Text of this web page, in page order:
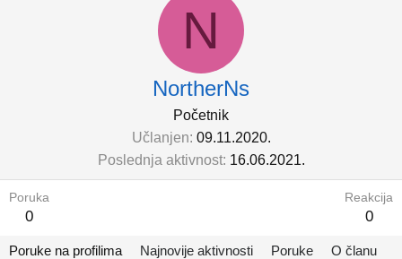
N
NortherNs
Početnik
Učlanjen 09.11.2020.
Poslednja aktivnost 16.06.2021.
Poruka
0
Reakcija
0
Poruke na profilima Najnovije aktivnosti Poruke O članu